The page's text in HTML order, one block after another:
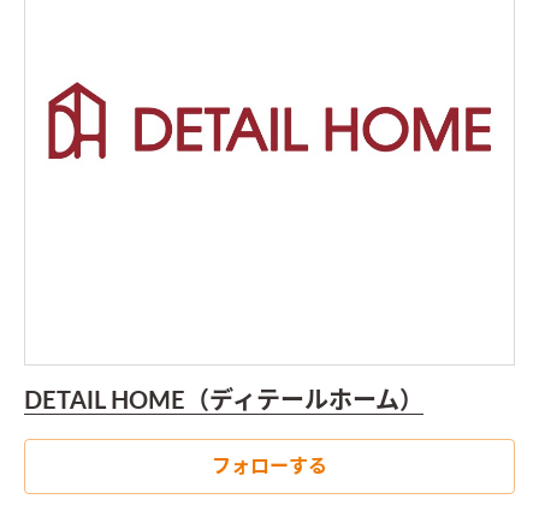
DETAIL HOME（ディテールホーム）
フォローする